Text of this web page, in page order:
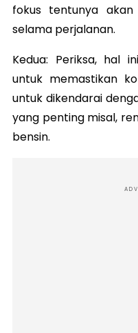
fokus tentunya akan
selama perjalanan.
Kedua: Periksa, hal
untuk memastikan
untuk dikendarai
yang penting misal,
bensin.